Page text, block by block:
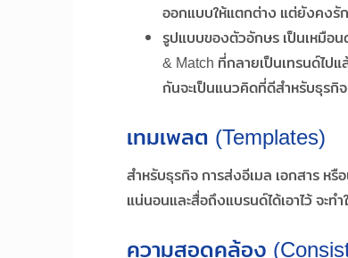
ออกแบบให้แตกต่าง แต่ยังคงรั
รูปแบบของตัวอักษร เป็นเหมือ
& Match ที่กลายเป็นเทรนด์ไป
กันจะเป็นแนวคิดที่ดีสำหรับธุรกิจ
เทมเพลต (Templates)
สำหรับธุรกิจ การส่งอีเมล เอกสาร ห
แน่นอนและสื่อถึงแบรนด์ได้เอาไว้ จ
ความสอดคล้อง